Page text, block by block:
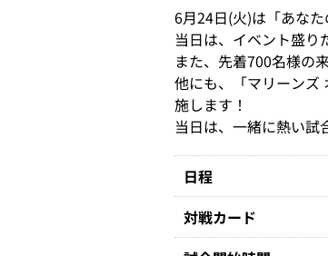
6月24日(火)は「あな
当日は、イベント盛り
また、先着700名様の
他にも、「マリーンズ
施します！
当日は、一緒に熱い試
日程
対戦カード